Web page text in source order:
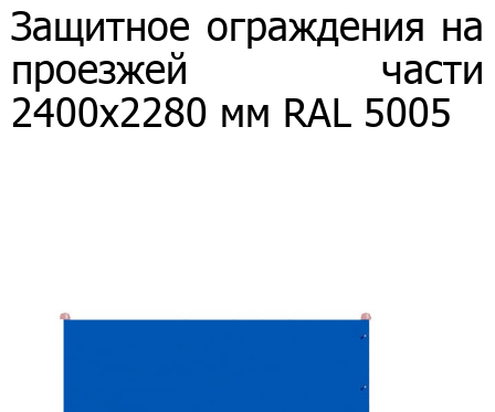
Защитное ограждения на
проезжей части
2400х2280 мм RAL 5005